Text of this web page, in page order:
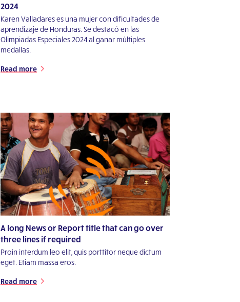
2024
Karen Valladares es una mujer con dificultades de
aprendizaje de Honduras. Se destacó en las
Olimpiadas Especiales 2024 al ganar múltiples
medallas.
Read more
A long News or Report title that can go over
three lines if required
Proin interdum leo elit, quis porttitor neque dictum
eget. Etiam massa eros.
Read more